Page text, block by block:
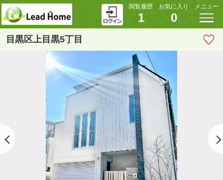
閲覧履歴
1
お気に入り
0
メニュー
目黒区上目黒5丁目